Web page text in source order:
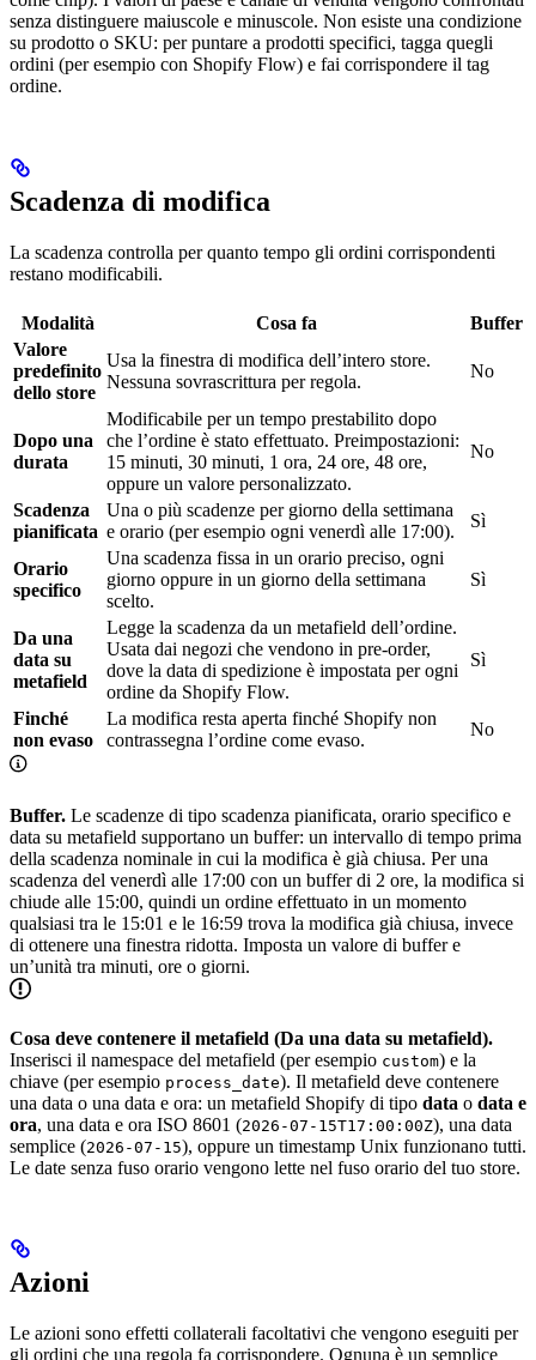
senza distinguere maiuscole e minuscole. Non esiste una condizione
su prodotto o SKU: per puntare a prodotti specifici, tagga quegli
ordini (per esempio con Shopify Flow) e fai corrispondere il tag
ordine.
Scadenza di modifica
La scadenza controlla per quanto tempo gli ordini corrispondenti
restano modificabili.
Modalità Cosa fa
Buffer
Valore
predefinito
dello store
Usa la finestra di modifica dell’intero store.
Nessuna sovrascrittura per regola.
No
Dopo una
durata
Modificabile per un tempo prestabilito dopo
che l’ordine è stato effettuato. Preimpostazioni:
15 minuti, 30 minuti, 1 ora, 24 ore, 48 ore,
oppure un valore personalizzato.
No
Scadenza
pianificata
Una o più scadenze per giorno della settimana
e orario (per esempio ogni venerdì alle 17:00).
Sì
Orario
specifico
Una scadenza fissa in un orario preciso, ogni
giorno oppure in un giorno della settimana
scelto.
Sì
Da una
data su
metafield
Legge la scadenza da un metafield dell’ordine.
Usata dai negozi che vendono in pre-order,
dove la data di spedizione è impostata per ogni
ordine da Shopify Flow.
Sì
Finché
non evaso
La modifica resta aperta finché Shopify non
contrassegna l’ordine come evaso.
No
Buffer. Le scadenze di tipo scadenza pianificata, orario specifico e
data su metafield supportano un buffer: un intervallo di tempo prima
della scadenza nominale in cui la modifica è già chiusa. Per una
scadenza del venerdì alle 17:00 con un buffer di 2 ore, la modifica si
chiude alle 15:00, quindi un ordine effettuato in un momento
qualsiasi tra le 15:01 e le 16:59 trova la modifica già chiusa, invece
di ottenere una finestra ridotta. Imposta un valore di buffer e
un’unità tra minuti, ore o giorni.
Cosa deve contenere il metafield (Da una data su metafield).
Inserisci il namespace del metafield (per esempio custom) e la
chiave (per esempio process_date). Il metafield deve contenere
una data o una data e ora: un metafield Shopify di tipo data o data e
ora, una data e ora ISO 8601 (2026-07-15T17:00:00Z), una data
semplice (2026-07-15), oppure un timestamp Unix funzionano tutti.
Le date senza fuso orario vengono lette nel fuso orario del tuo store.
Azioni
Le azioni sono effetti collaterali facoltativi che vengono eseguiti per
gli ordini che una regola fa corrispondere. Ognuna è un semplice